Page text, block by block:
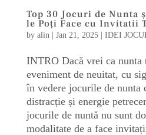
Top 30 Jocuri de Nunta
le Poți Face cu Invitatii
by alin Jan 21, 2025| IDEI
INTRO Dacă vrei ca nunta
eveniment de neuitat, cu
în vedere jocurile de nunta
distracție și energie
jocurile de nuntă nu sunt
modalitate de a face